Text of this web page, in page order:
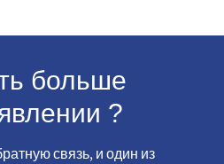
больше
?
связь, и один из